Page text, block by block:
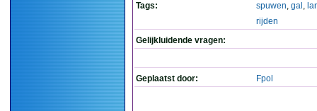
Tags:
spuwen, gal ,
rijden
Gelijkluidende vragen:
Geplaatst door: Fpol